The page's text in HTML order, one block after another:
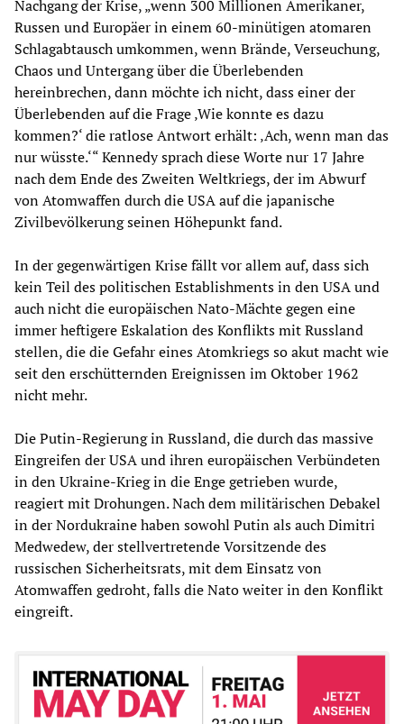
Nachgang der Krise, „wenn 300 Millionen Amerikaner,
Russen und Europäer in einem 60-minütigen atomaren
Schlagabtausch umkommen, wenn Brände, Verseuchung,
Chaos und Untergang über die Überlebenden
hereinbrechen, dann möchte ich nicht, dass einer der
Überlebenden auf die Frage ‚Wie konnte es dazu
kommen?‘ die ratlose Antwort erhält: ‚Ach, wenn man das
nur wüsste.‘“ Kennedy sprach diese Worte nur 17 Jahre
nach dem Ende des Zweiten Weltkriegs, der im Abwurf
von Atomwaffen durch die USA auf die japanische
Zivilbevölkerung seinen Höhepunkt fand.
In der gegenwärtigen Krise fällt vor allem auf, dass sich
kein Teil des politischen Establishments in den USA und
auch nicht die europäischen Nato-Mächte gegen eine
immer heftigere Eskalation des Konflikts mit Russland
stellen, die die Gefahr eines Atomkriegs so akut macht wie
seit den erschütternden Ereignissen im Oktober 1962
nicht mehr.
Die Putin-Regierung in Russland, die durch das massive
Eingreifen der USA und ihren europäischen Verbündeten
in den Ukraine-Krieg in die Enge getrieben wurde,
reagiert mit Drohungen. Nach dem militärischen Debakel
in der Nordukraine haben sowohl Putin als auch Dimitri
Medwedew, der stellvertretende Vorsitzende des
russischen Sicherheitsrats, mit dem Einsatz von
Atomwaffen gedroht, falls die Nato weiter in den Konflikt
eingreift.